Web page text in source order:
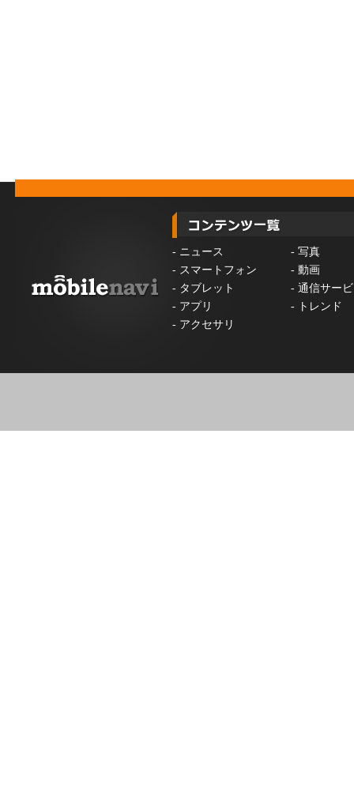
- ニュース - 写真
- スマートフォン - 動画
- タブレット - 通信サー
- アプリ -
トレンド
- アクセサリ